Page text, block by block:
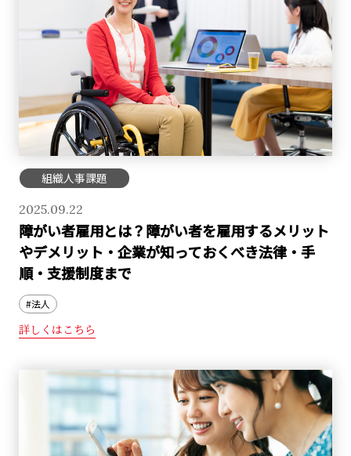
組織人事課題
2025.09.22
障がい者雇用とは？障がい者を雇用するメリット
やデメリット・企業が知っておくべき法律・手
順・支援制度まで
#法人
詳しくはこちら